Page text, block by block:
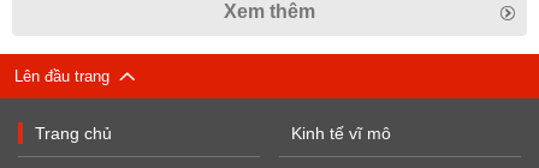
Xem thêm
Lên đầu trang
Trang chủ Kinh tế vĩ mô